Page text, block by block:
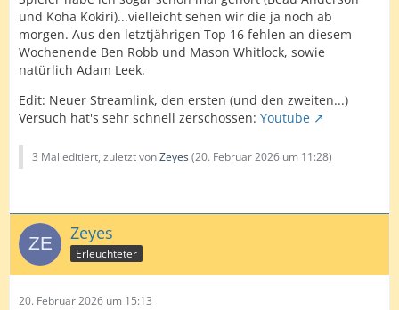
und Koha Kokiri)...vielleicht sehen wir die ja noch ab
morgen. Aus den letztjährigen Top 16 fehlen an diesem
Wochenende Ben Robb und Mason Whitlock, sowie
natürlich Adam Leek.
Edit: Neuer Streamlink, den ersten (und den zweiten...)
Versuch hat's sehr schnell zerschossen: Youtube
3 Mal editiert, zuletzt vonZeyes(20. Februar 2026 um 11:28)
Zeyes
Erleuchteter
20. Februar 2026 um 15:13